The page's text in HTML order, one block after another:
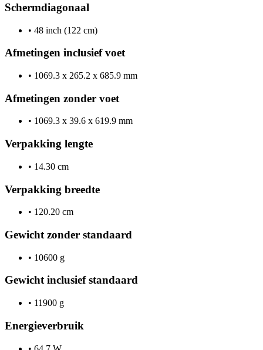
Schermdiagonaal
• 48 inch (122 cm)
Afmetingen inclusief voet
• 1069.3 x 265.2 x 685.9 mm
Afmetingen zonder voet
• 1069.3 x 39.6 x 619.9 mm
Verpakking lengte
• 14.30 cm
Verpakking breedte
• 120.20 cm
Gewicht zonder standaard
• 10600 g
Gewicht inclusief standaard
• 11900 g
Energieverbruik